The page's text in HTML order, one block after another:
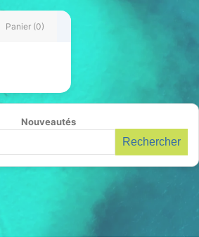
Panier (0)
Nouveautés
Rechercher